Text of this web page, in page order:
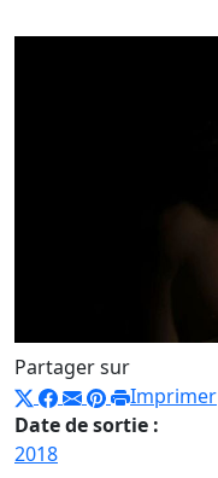
Partager sur
Imprimer
Date de sortie :
2018